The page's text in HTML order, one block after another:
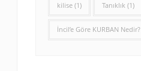
kilise (1) Tanıklık (1)
İncil’e Göre KURBAN Nedir?